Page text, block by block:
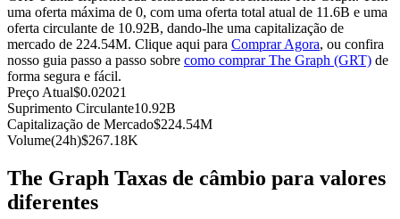
Copiar Trading
uma oferta máxima de 0, com uma oferta total atual de 11.6B e uma
oferta circulante de 10.92B, dando-lhe uma capitalização de
mercado de 224.54M. Clique aqui para Comprar Agora, ou confira
nosso guia passo a passo sobre como comprar The Graph (GRT) de
forma segura e fácil.
Preço Atual$0.02021
Suprimento Circulante10.92B
Capitalização de Mercado$224.54M
Volume(24h)$267.18K
The Graph Taxas de câmbio para valores
diferentes